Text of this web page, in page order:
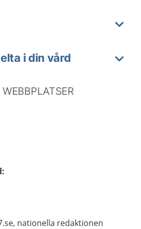
i din vård
:
nationella redaktionen